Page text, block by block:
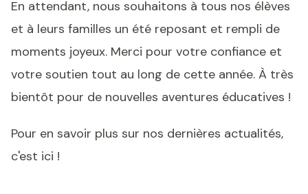
En attendant, nous souhaitons à tous nos élèves
et à leurs familles un été reposant et rempli de
moments joyeux. Merci pour votre confiance et
votre soutien tout au long de cette année. À très
bientôt pour de nouvelles aventures éducatives !
Pour en savoir plus sur nos dernières actualités,
c'est ici !